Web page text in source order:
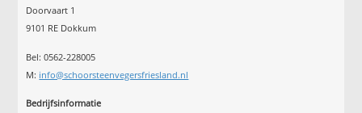
Doorvaart 1
9101 RE Dokkum
Bel: 0562-228005
M: info@schoorsteenvegersfriesland.nl
Bedrijfsinformatie